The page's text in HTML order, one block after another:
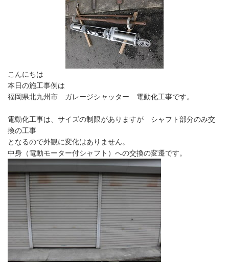
こんにちは
本日の施工事例は
福岡県北九州市 ガレージシャッター 電動化工事です。
電動化工事は、サイズの制限がありますが シャフト部分のみ交
換の工事
となるので外観に変化はありません。
中身（電動モーター付シャフト）への交換の変遷です。